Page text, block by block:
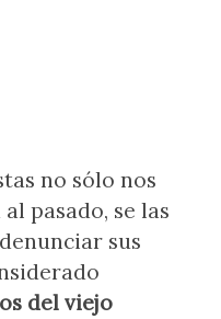
no sólo nos
pasado, se las
sus
del viejo